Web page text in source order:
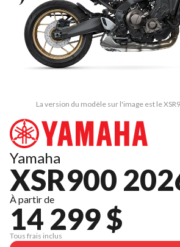
La version du modèle sur l'image est le
Yamaha
XSR900
À partir de
14 299 $
Tous frais inclus